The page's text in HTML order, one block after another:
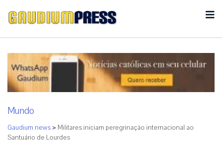
Mundo
Gaudium news > Militares iniciam peregrinação internacional ao
Santuário de Lourdes